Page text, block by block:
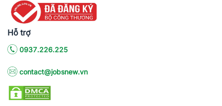
Hỗ trợ
0937.226.225
contact@jobsnew.vn